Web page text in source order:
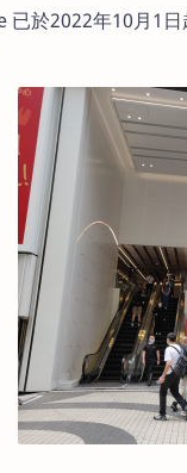
於2022年10月1